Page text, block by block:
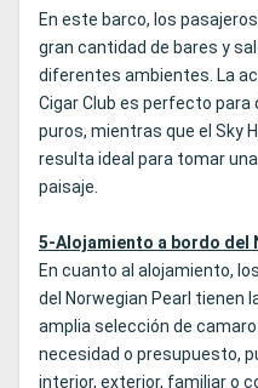
En este barco, los
gran cantidad de bares y
diferentes ambientes. La
Cigar Club es perfecto
puros, mientras que el Sky
resulta ideal para tomar
paisaje.
5-Alojamiento a bordo del
En cuanto al alojamiento,
del Norwegian Pearl tienen
amplia selección de
necesidad o presupuesto,
interior, exterior, familiar o